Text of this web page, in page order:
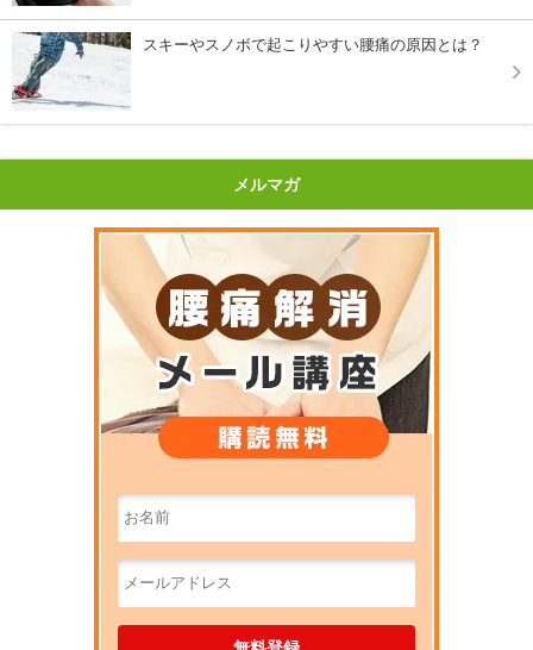
スキーやスノボで起こりやすい腰痛の原因とは？
メルマガ